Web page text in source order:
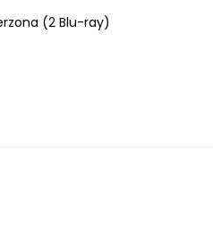
(2 Blu-ray)